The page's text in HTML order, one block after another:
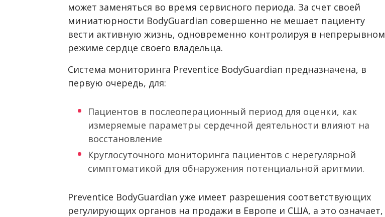
может заменяться во время сервисного периода. За счет своей
миниатюрности BodyGuardian совершенно не мешает пациенту
вести активную жизнь, одновременно контролируя в непрерывном
режиме сердце своего владельца.
Система мониторинга Preventice BodyGuardian предназначена, в
первую очередь, для:
Пациентов в послеоперационный период для оценки, как
измеряемые параметры сердечной деятельности влияют на
восстановление
Круглосуточного мониторинга пациентов с нерегулярной
симптоматикой для обнаружения потенциальной аритмии.
Preventice BodyGuardian уже имеет разрешения соответствующих
регулирующих органов на продажи в Европе и США, а это означает,